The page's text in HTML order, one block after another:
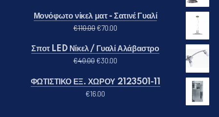
Μονόφωτο νίκελ ματ - Σατινέ Γυαλί
€110.00Original price was: €110.00.
€70.00 Η τρέχουσα τιμή είναι: €70.00.
Σποτ LED Νίκελ / Γυαλί Αλάβαστρο
€40.00Original price was: €40.00.
€30.00 Η τρέχουσα τιμή είναι: €30.00.
ΦΩΤΙΣΤΙΚΟ ΕΞ. ΧΩΡΟΥ 2123501-11
€16.00